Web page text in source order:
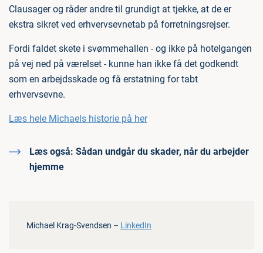
Clausager og råder andre til grundigt at tjekke, at de er
ekstra sikret ved erhvervsevnetab på forretningsrejser.
Fordi faldet skete i svømmehallen - og ikke på hotelgangen
på vej ned på værelset - kunne han ikke få det godkendt
som en arbejdsskade og få erstatning for tabt
erhvervsevne.
Læs hele Michaels historie på her
Læs også: Sådan undgår du skader, når du arbejder
hjemme
Michael Krag-Svendsen – LinkedIn